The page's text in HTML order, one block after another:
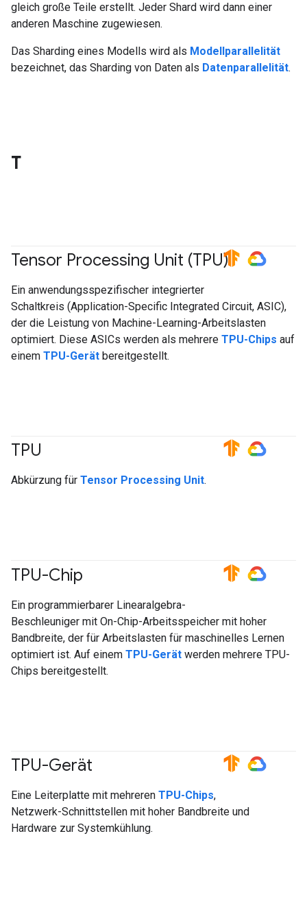
gleich große Teile erstellt. Jeder Shard wird dann einer
anderen Maschine zugewiesen.
Das Sharding eines Modells wird als Modellparallelität
bezeichnet, das Sharding von Daten als Datenparallelität.
T
Tensor Processing Unit (TPU)#TensorFlow #GoogleCloud
Ein anwendungsspezifischer integrierter
Schaltkreis (Application-Specific Integrated Circuit, ASIC),
der die Leistung von Machine-Learning-Arbeitslasten
optimiert. Diese ASICs werden als mehrere TPU-Chips auf
einem TPU-Gerät bereitgestellt.
TPU #TensorFlow #GoogleCloud
Abkürzung für Tensor Processing Unit.
TPU-Chip #TensorFlow #GoogleCloud
Ein programmierbarer Linearalgebra-
Beschleuniger mit On-Chip-Arbeitsspeicher mit hoher
Bandbreite, der für Arbeitslasten für maschinelles Lernen
optimiert ist. Auf einem TPU-Gerät werden mehrere TPU-
Chips bereitgestellt.
TPU-Gerät #TensorFlow #GoogleCloud
Eine Leiterplatte mit mehreren TPU-Chips,
Netzwerk-Schnittstellen mit hoher Bandbreite und
Hardware zur Systemkühlung.